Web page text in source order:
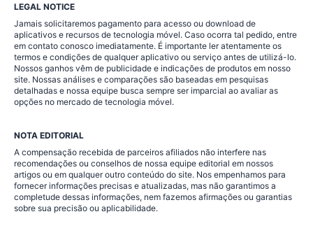
LEGAL NOTICE
Jamais solicitaremos pagamento para acesso ou download de
aplicativos e recursos de tecnologia móvel. Caso ocorra tal pedido, entre
em contato conosco imediatamente. É importante ler atentamente os
termos e condições de qualquer aplicativo ou serviço antes de utilizá-lo.
Nossos ganhos vêm de publicidade e indicações de produtos em nosso
site. Nossas análises e comparações são baseadas em pesquisas
detalhadas e nossa equipe busca sempre ser imparcial ao avaliar as
opções no mercado de tecnologia móvel.
NOTA EDITORIAL
A compensação recebida de parceiros afiliados não interfere nas
recomendações ou conselhos de nossa equipe editorial em nossos
artigos ou em qualquer outro conteúdo do site. Nos empenhamos para
fornecer informações precisas e atualizadas, mas não garantimos a
completude dessas informações, nem fazemos afirmações ou garantias
sobre sua precisão ou aplicabilidade.